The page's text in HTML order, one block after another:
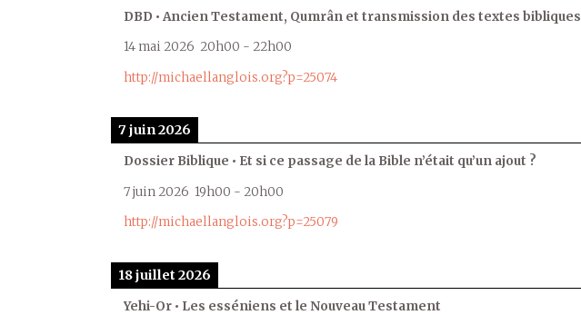
DBD • Ancien Testament, Qumrân et transmission des textes bibliques
14 mai 2026 20h00 - 22h00
http://michaellanglois.org?p=25074
7 juin 2026
Dossier Biblique • Et si ce passage de la Bible n’était qu’un ajout ?
7 juin 2026 19h00 - 20h00
http://michaellanglois.org?p=25079
18 juillet 2026
Yehi-Or • Les esséniens et le Nouveau Testament